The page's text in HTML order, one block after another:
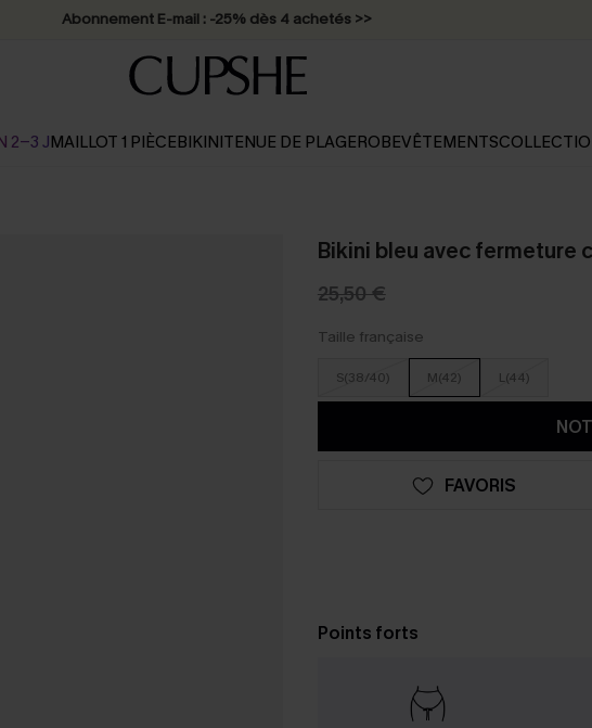
Abonnement E-mail : -25% dès 4 achetés >>
2-3 JMAILLOT 1 PIÈCEBIKINITENUE DE PLAGEROBEVÊTEMENTS
Bikini bleu avec fermeture
25,50 €
Taille française
S(38/40) M(42) L(44)
FAVORIS
Points forts